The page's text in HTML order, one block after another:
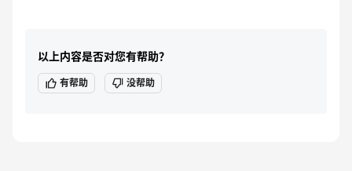
以上内容是否对您有帮助？
有帮助 没帮助